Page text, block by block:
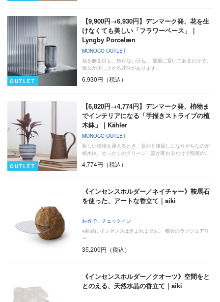
OUTLET
【9,900円→6,930円】デンマーク発、花を生
けなくても美しい「フラワーベース」｜
Lyngby Porcelæn
MONOCO OUTLET
花を飾る日も、飾らない日も。 部屋に置いてあるだけで、
気分が少し上がる花瓶があります。
6,930円（税込）
OUTLET
【6,820円→4,774円】デンマーク発、植物ま
でインテリアになる「手描きストライプの植
木鉢」｜Kähler
MONOCO OUTLET
新しい植物を迎えるとき、意外と後回しになりがちなのが
植木鉢。せっかくのグリーン、器が変わるだけで部屋の…
4,774円（税込）
《インセンスホルダー／ネイチャー》鞍馬石
を使った、アートな香立て｜siki
お香で、チェックイン
※商品にインセンスは含まれません。 都会のラグジュアリ
ー
35,200円（税込）
《インセンスホルダー／クオーツ》空間をと
とのえる、天然水晶の香立て｜siki